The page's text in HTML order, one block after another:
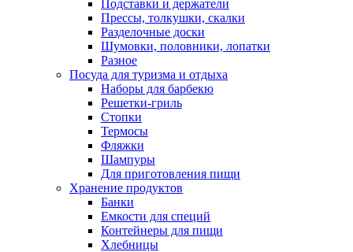
Подставки и держатели
Прессы, толкушки, скалки
Разделочные доски
Шумовки, половники, лопатки
Разное
Посуда для туризма и отдыха
Наборы для барбекю
Решетки-гриль
Стопки
Термосы
Фляжки
Шампуры
Для приготовления пищи
Хранение продуктов
Банки
Емкости для специй
Контейнеры для пищи
Хлебницы